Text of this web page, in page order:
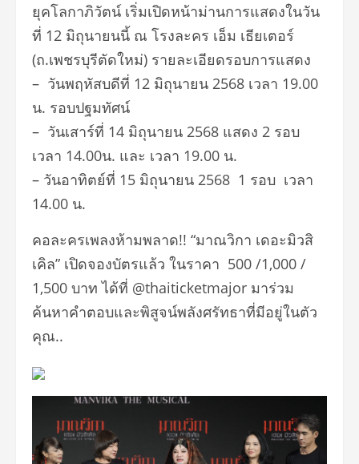
ยุคโลกาภิวัตน์ เริ่มเปิดหน้าม่านการแสดงในวัน
ที่ 12 มิถุนายนนี้ ณ โรงละคร เอ็ม เธียเตอร์
(ถ.เพชรบุรีตัดใหม่) รายละเอียดรอบการแสดง
– วันพฤหัสบดีที่ 12 มิถุนายน 2568 เวลา 19.00
น. รอบปฐมทัศน์
– วันเสาร์ที่ 14 มิถุนายน 2568 แสดง 2 รอบ
เวลา 14.00น. และ เวลา 19.00 น.
– วันอาทิตย์ที่ 15 มิถุนายน 2568 1 รอบ เวลา
14.00 น.
คอละครเพลงห้ามพลาด!! “มาณวิกา เดอะมิวสิ
เคิล” เปิดจองบัตรแล้ว ในราคา 500 /1,000 /
1,500 บาท ได้ที่ @thaiticketmajor มาร่วม
ค้นหาคำตอบและพิสูจน์พลังศรัทธาที่มีอยู่ในตัว
คุณ..